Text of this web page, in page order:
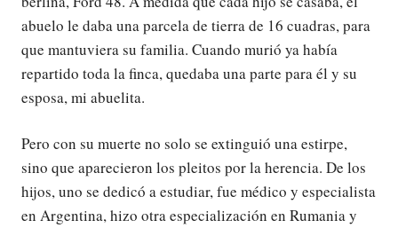
abuelo le daba una parcela de tierra de 16 cuadras, para
que mantuviera su familia. Cuando murió ya había
repartido toda la finca, quedaba una parte para él y su
esposa, mi abuelita.
Pero con su muerte no solo se extinguió una estirpe,
sino que aparecieron los pleitos por la herencia. De los
hijos, uno se dedicó a estudiar, fue médico y especialista
en Argentina, hizo otra especialización en Rumania y